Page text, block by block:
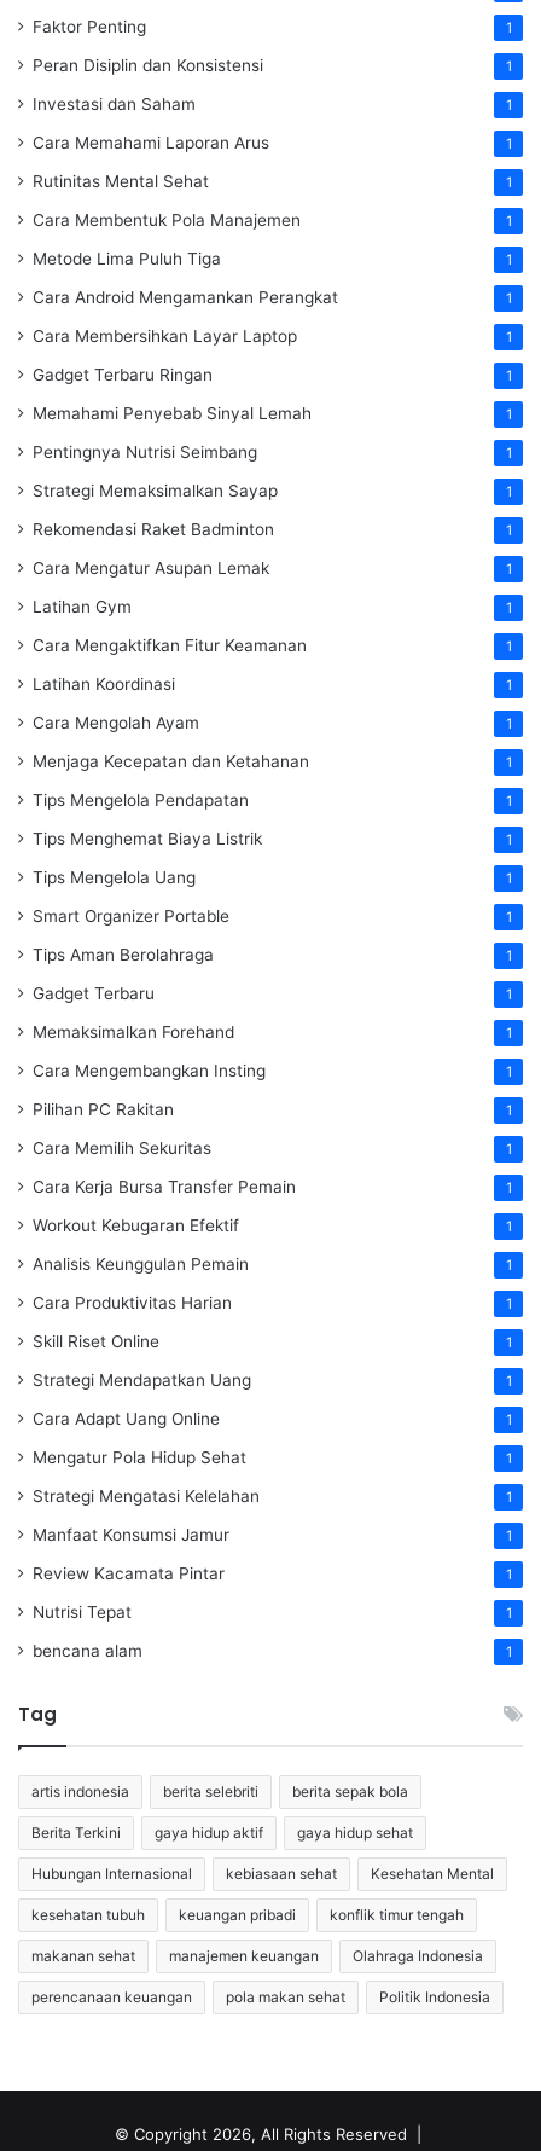
Faktor Penting 1
Peran Disiplin dan Konsistensi 1
Investasi dan Saham 1
Cara Memahami Laporan Arus 1
Rutinitas Mental Sehat 1
Cara Membentuk Pola Manajemen 1
Metode Lima Puluh Tiga 1
Cara Android Mengamankan Perangkat 1
Cara Membersihkan Layar Laptop 1
Gadget Terbaru Ringan 1
Memahami Penyebab Sinyal Lemah 1
Pentingnya Nutrisi Seimbang 1
Strategi Memaksimalkan Sayap 1
Rekomendasi Raket Badminton 1
Cara Mengatur Asupan Lemak 1
Latihan Gym 1
Cara Mengaktifkan Fitur Keamanan 1
Latihan Koordinasi 1
Cara Mengolah Ayam 1
Menjaga Kecepatan dan Ketahanan 1
Tips Mengelola Pendapatan 1
Tips Menghemat Biaya Listrik 1
Tips Mengelola Uang 1
Smart Organizer Portable 1
Tips Aman Berolahraga 1
Gadget Terbaru 1
Memaksimalkan Forehand 1
Cara Mengembangkan Insting 1
Pilihan PC Rakitan 1
Cara Memilih Sekuritas 1
Cara Kerja Bursa Transfer Pemain 1
Workout Kebugaran Efektif 1
Analisis Keunggulan Pemain 1
Cara Produktivitas Harian 1
Skill Riset Online 1
Strategi Mendapatkan Uang 1
Cara Adapt Uang Online 1
Mengatur Pola Hidup Sehat 1
Strategi Mengatasi Kelelahan 1
Manfaat Konsumsi Jamur 1
Review Kacamata Pintar 1
Nutrisi Tepat 1
bencana alam 1
Tag
artis indonesia berita selebriti berita sepak bola
Berita Terkini gaya hidup aktif gaya hidup sehat
Hubungan Internasional kebiasaan sehat Kesehatan Mental
kesehatan tubuh keuangan pribadi konflik timur tengah
makanan sehat manajemen keuangan Olahraga Indonesia
perencanaan keuangan pola makan sehat Politik Indonesia
© Copyright 2026, All Rights Reserved |